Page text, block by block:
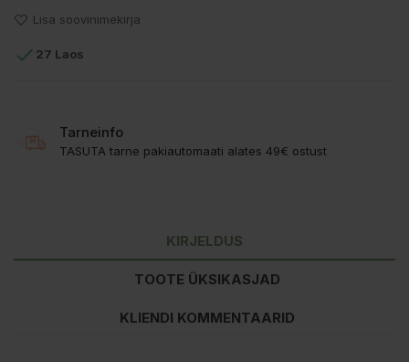
Lisa soovinimekirja
 27 Laos
Tarneinfo
TASUTA tarne pakiautomaati alates 49€ ostust
KIRJELDUS
TOOTE ÜKSIKASJAD
KLIENDI KOMMENTAARID